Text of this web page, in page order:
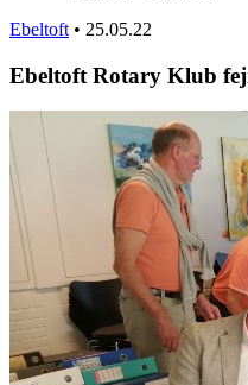
Ebeltoft • 25.05.22
Ebeltoft Rotary Klub